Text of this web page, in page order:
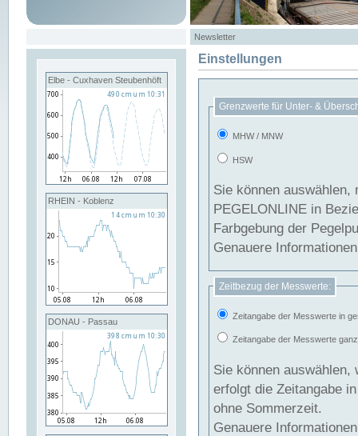
Newsletter
Elbe - Cuxhaven Steubenhöft
RHEIN - Koblenz
DONAU - Passau
Einstellungen
Grenzwerte für Unter- &
MHW / MNW
HSW
Sie können
PEGELONLINE in Beziehung
Farbgebung der
Genauere
Zeitbezug der Messwerte:
Zeitangabe der Messwerte in
Zeitangabe der Messwerte
Sie können auswählen,
erfolgt die Zeitangabe
ohne Sommerzeit.
Genauere